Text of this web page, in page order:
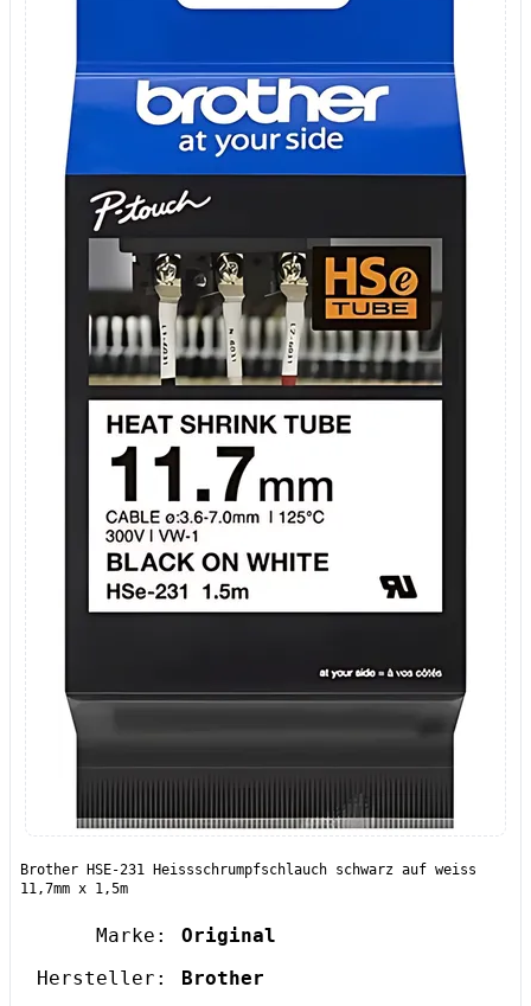
Brother HSE-231 Heissschrumpfschlauch schwarz auf weiss
11,7mm x 1,5m
Marke:
Original
Hersteller:
Brother